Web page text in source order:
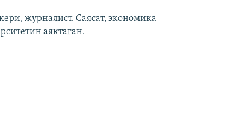
журналист. Саясат, экономика
аяктаган.